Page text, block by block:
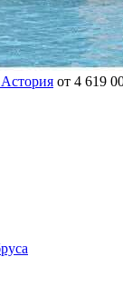
от 4 619